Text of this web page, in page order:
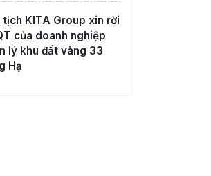
tịch KITA Group xin rời
của doanh nghiệp
lý khu đất vàng 33
Hạ